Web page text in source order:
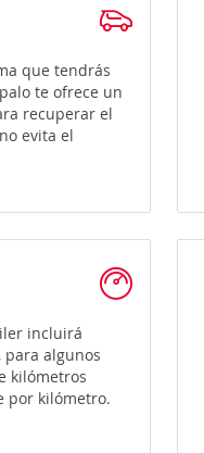
que tendrás
te ofrece un
recuperar el
evita el
incluirá
algunos
kilómetros
por kilómetro.